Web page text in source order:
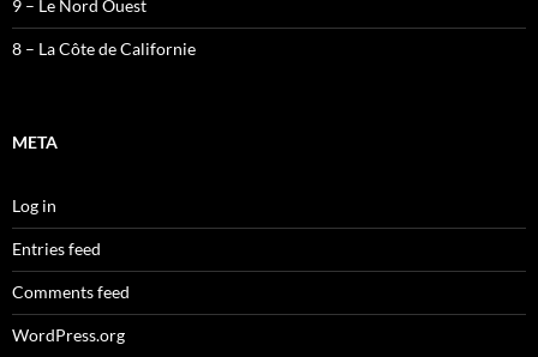
9 – Le Nord Ouest
8 – La Côte de Californie
META
Log in
Entries feed
Comments feed
WordPress.org